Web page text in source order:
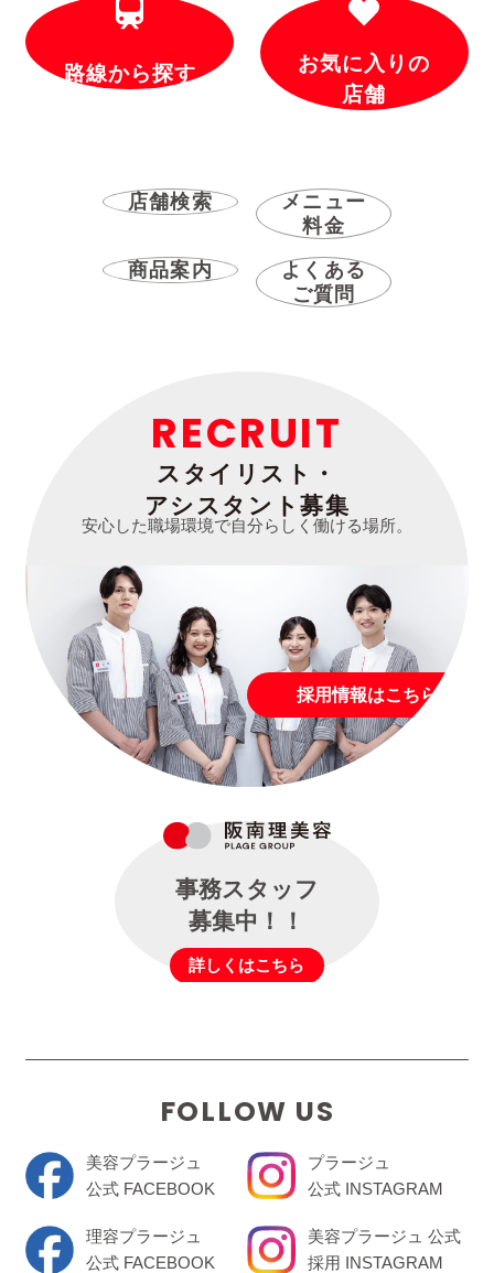
路線から探す
お気に入りの
店舗
店舗検索
メニュー
料金
商品案内
よくある
ご質問
RECRUIT
スタイリスト・
アシスタント募集
安心した職場環境で自分らしく働ける場所。
採用情報はこちら
事務スタッフ
募集中！！
詳しくはこちら
FOLLOW US
美容プラージュ
公式 FACEBOOK
理容プラージュ
公式 FACEBOOK
プラージュ
公式 INSTAGRAM
美容プラージュ 公式
採用 INSTAGRAM